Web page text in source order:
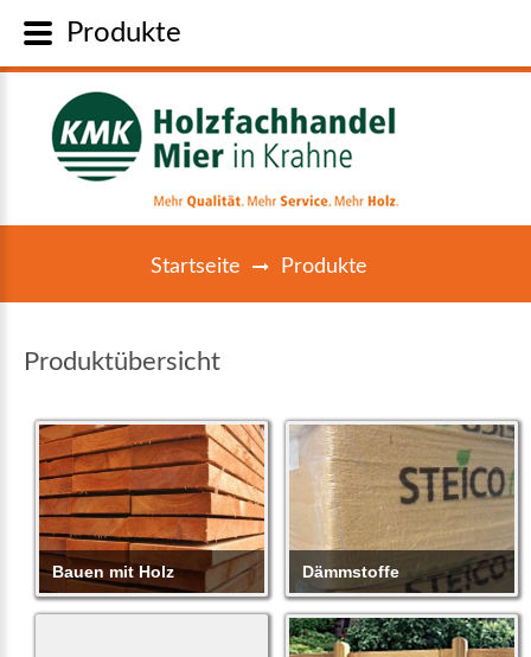
Startseite Produkte
Produktübersicht
Bauen mit Holz Dämmstoffe
Produkte